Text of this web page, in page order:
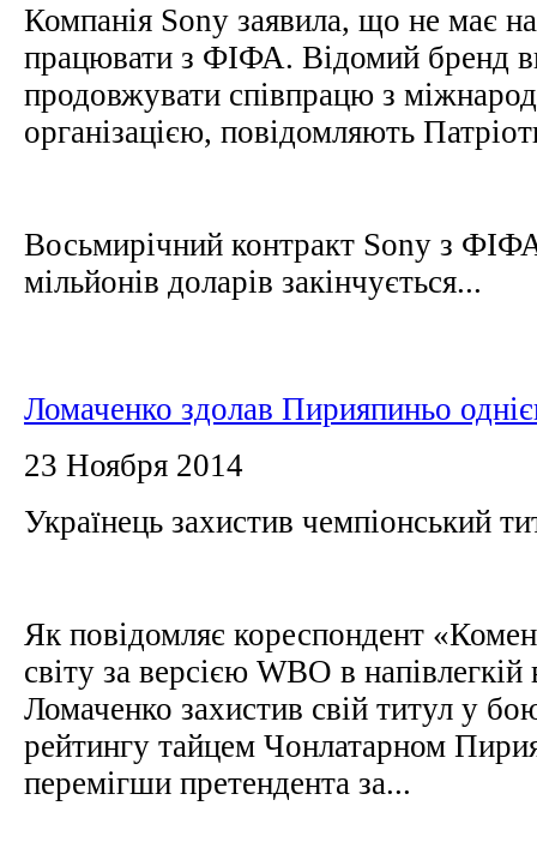
Компанія Sony заявила, що не має
працювати з ФІФА. Відомий бренд
продовжувати співпрацю з
організацією, повідомляють
Восьмирічний контракт Sony з
мільйонів доларів закінчується...
Ломаченко здолав Пирияпиньо
23 Ноября 2014
Українець захистив чемпіонський
Як повідомляє кореспондент
світу за версією WBO в напівлегкій
Ломаченко захистив свій титул у
рейтингу тайцем Чонлатарном
перемігши претендента за...